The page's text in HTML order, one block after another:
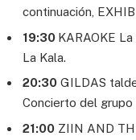
continuación,
19:30 KARAOKE
La Kala.
20:30 GILDAS
Concierto del grupo
21:00 ZIIN AND